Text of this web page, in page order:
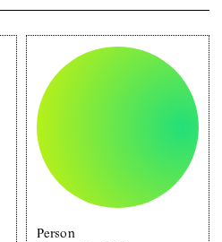
Person